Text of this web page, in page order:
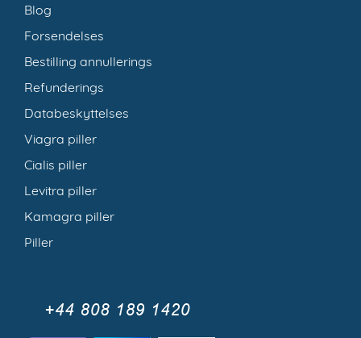
Blog
Forsendelses
Bestilling annullerings
Refunderings
Databeskyttelses
Viagra piller
Cialis piller
Levitra piller
Kamagra piller
Piller